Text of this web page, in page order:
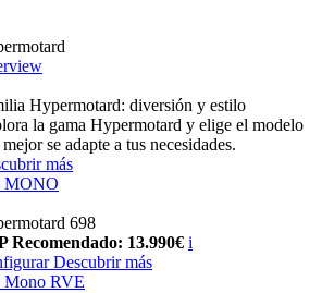
Hypermotard: diversión y estilo
la gama Hypermotard y elige el modelo
se adapte a tus necesidades.
más
MONO
698
Recomendado: 13.990€ i
Descubrir más
Mono RVE